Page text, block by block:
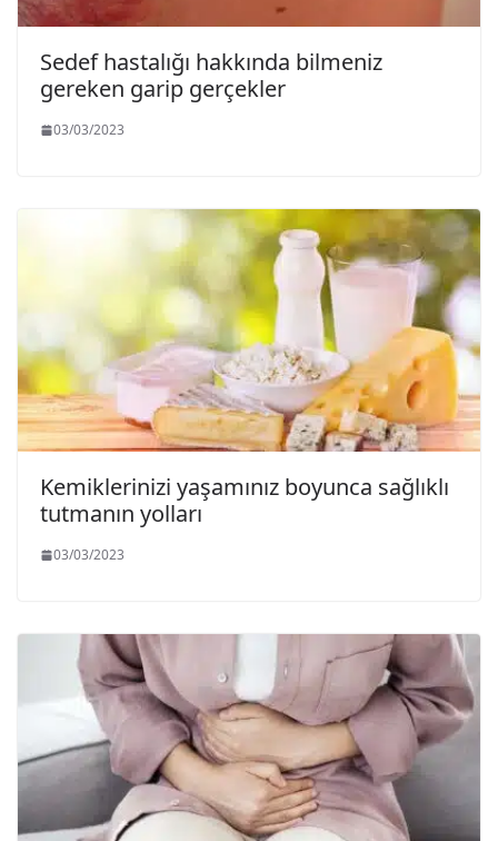
Sedef hastalığı hakkında bilmeniz
gereken garip gerçekler
03/03/2023
Kemiklerinizi yaşamınız boyunca sağlıklı
tutmanın yolları
03/03/2023